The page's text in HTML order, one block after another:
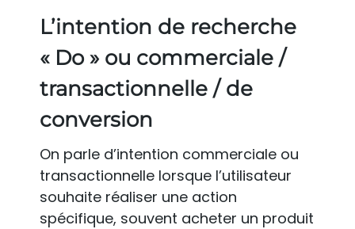
L’intention de recherche
« Do » ou commerciale /
transactionnelle / de
conversion
On parle d’intention commerciale ou
transactionnelle lorsque l’utilisateur
souhaite réaliser une action
spécifique, souvent acheter un produit